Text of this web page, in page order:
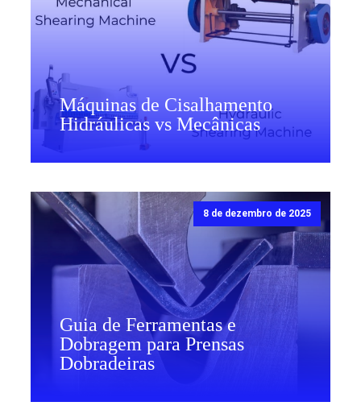
Máquinas de Cisalhamento
Hidráulicas vs Mecânicas
8 de dezembro de 2025
Guia de Ferramentas e
Dobragem para Prensas
Dobradeiras